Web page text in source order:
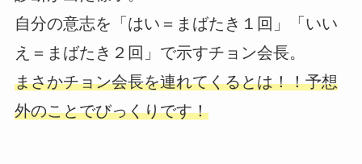
自分の意志を「はい＝まばたき１回」「いい
え＝まばたき２回」で示すチョン会長。
まさかチョン会長を連れてくるとは！！予想
外のことでびっくりです！